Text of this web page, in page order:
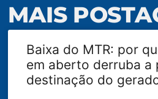
MAIS
Baixa do MTR: por
em aberto derruba a
destinação do